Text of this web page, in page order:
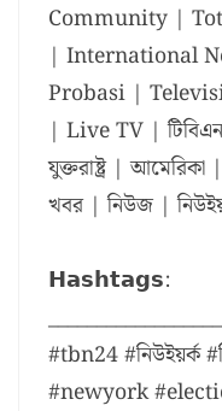
Community |
| International
Probasi |
| Live TV |
যুক্তরাষ্ট্র |
খবর | নিউজ |
𝗛𝗮𝘀𝗵𝘁𝗮𝗴𝘀:
#tbn24 #নিউইয়র্ক
#newyork